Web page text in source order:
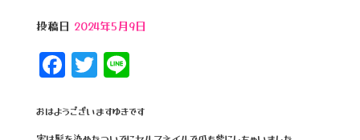
投稿日 2024年5月9日
F
a
c
T
wi
tt
Li
e
おはようございますゆきです